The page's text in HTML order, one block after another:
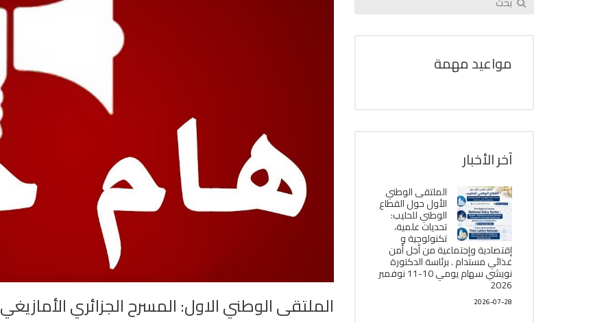
الملتقى الوطني الاول: المسرح الجزائري الأمازيغي
مواعيد مهمة
آخر الأخبار
الملتقى الوطني
الأول حول القطاع
الوطني للحليب:
تحديات علمية،
تكنولوجية و
إقتصادية وإجتماعية من أجل أمن
غذائي مستدام . برئاسة الدكتورة
نويشي سهام يومي 10-11 نوفمبر
2026
2026-07-28